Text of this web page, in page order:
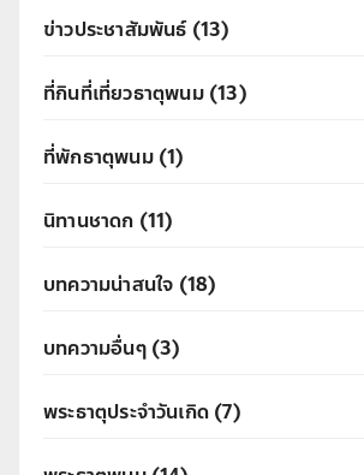
ข่าวประชาสัมพันธ์(13)
ที่กินที่เที่ยวธาตุพนม(13)
ที่พักธาตุพนม(1)
นิทานชาดก (11)
บทความน่าสนใจ (18)
บทความอื่นๆ(3)
พระธาตุประจำวันเกิด (7)